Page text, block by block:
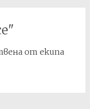
от екипа